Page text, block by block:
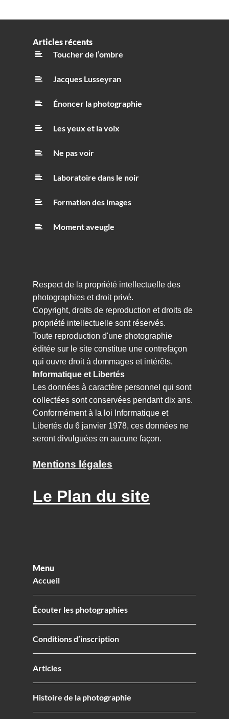
Articles récents
Toucher de l’ombre
Jacques Lusseyran
Énoncer la photographie
Les yeux et la voix
Ne pas voir
Laboratoire dans le noir
Formation des images
Moment aveugle
Respect de la propriété intellectuelle des
photographies et droit privé.
Copyright, droits de reproduction et droits de
propriété intellectuelle sont réservés.
Toute reproduction d'une photographie
éditée sur le site constitue une contrefaçon
qui ouvre droit à dommages et intérêts.
Informatique et Libertés
Les données à caractère personnel qui sont
collectées sont conservées pendant dix ans.
Conformément à la loi Informatique et
Libertés du 6 janvier 1978, ces données ne
seront divulguées en aucune façon.
Mentions légales
Le Plan du site
Menu
Accueil
Écouter les photographies
Conditions d’inscription
Articles
Histoire de la photographie